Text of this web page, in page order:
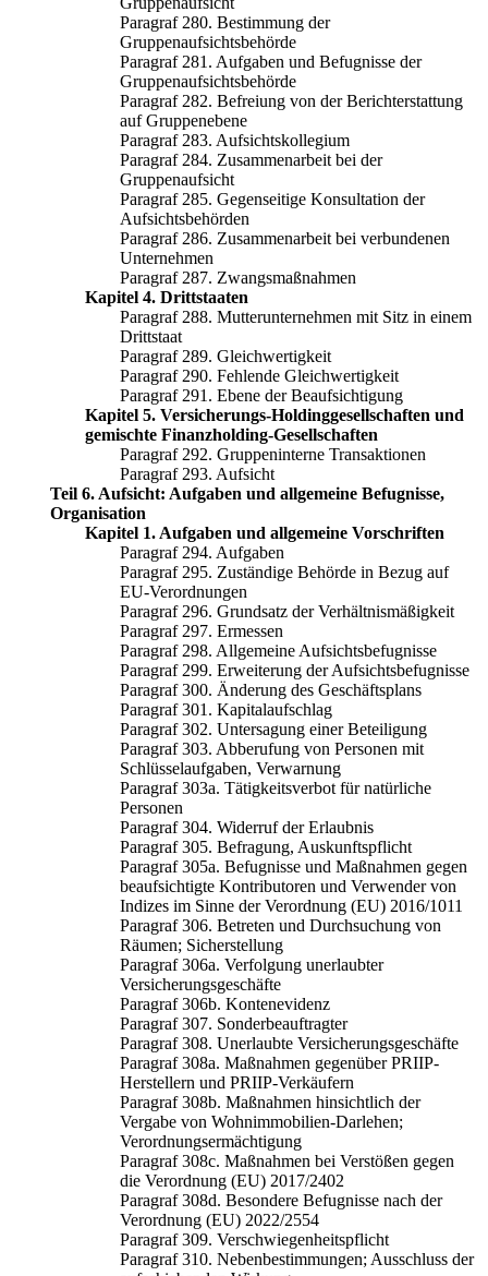
Paragraf 280. Bestimmung der
Gruppenaufsichtsbehörde
Paragraf 281. Aufgaben und Befugnisse der
Gruppenaufsichtsbehörde
Paragraf 282. Befreiung von der Berichterstattung
auf Gruppenebene
Paragraf 283. Aufsichtskollegium
Paragraf 284. Zusammenarbeit bei der
Gruppenaufsicht
Paragraf 285. Gegenseitige Konsultation der
Aufsichtsbehörden
Paragraf 286. Zusammenarbeit bei verbundenen
Unternehmen
Paragraf 287. Zwangsmaßnahmen
Kapitel 4. Drittstaaten
Paragraf 288. Mutterunternehmen mit Sitz in einem
Drittstaat
Paragraf 289. Gleichwertigkeit
Paragraf 290. Fehlende Gleichwertigkeit
Paragraf 291. Ebene der Beaufsichtigung
Kapitel 5. Versicherungs-Holdinggesellschaften und
gemischte Finanzholding-Gesellschaften
Paragraf 292. Gruppeninterne Transaktionen
Paragraf 293. Aufsicht
Teil 6. Aufsicht: Aufgaben und allgemeine Befugnisse,
Organisation
Kapitel 1. Aufgaben und allgemeine Vorschriften
Paragraf 294. Aufgaben
Paragraf 295. Zuständige Behörde in Bezug auf
EU-Verordnungen
Paragraf 296. Grundsatz der Verhältnismäßigkeit
Paragraf 297. Ermessen
Paragraf 298. Allgemeine Aufsichtsbefugnisse
Paragraf 299. Erweiterung der Aufsichtsbefugnisse
Paragraf 300. Änderung des Geschäftsplans
Paragraf 301. Kapitalaufschlag
Paragraf 302. Untersagung einer Beteiligung
Paragraf 303. Abberufung von Personen mit
Schlüsselaufgaben, Verwarnung
Paragraf 303a. Tätigkeitsverbot für natürliche
Personen
Paragraf 304. Widerruf der Erlaubnis
Paragraf 305. Befragung, Auskunftspflicht
Paragraf 305a. Befugnisse und Maßnahmen gegen
beaufsichtigte Kontributoren und Verwender von
Indizes im Sinne der Verordnung (EU) 2016/1011
Paragraf 306. Betreten und Durchsuchung von
Räumen; Sicherstellung
Paragraf 306a. Verfolgung unerlaubter
Versicherungsgeschäfte
Paragraf 306b. Kontenevidenz
Paragraf 307. Sonderbeauftragter
Paragraf 308. Unerlaubte Versicherungsgeschäfte
Paragraf 308a. Maßnahmen gegenüber PRIIP-
Herstellern und PRIIP-Verkäufern
Paragraf 308b. Maßnahmen hinsichtlich der
Vergabe von Wohnimmobilien-Darlehen;
Verordnungsermächtigung
Paragraf 308c. Maßnahmen bei Verstößen gegen
die Verordnung (EU) 2017/2402
Paragraf 308d. Besondere Befugnisse nach der
Verordnung (EU) 2022/2554
Paragraf 309. Verschwiegenheitspflicht
Paragraf 310. Nebenbestimmungen; Ausschluss der